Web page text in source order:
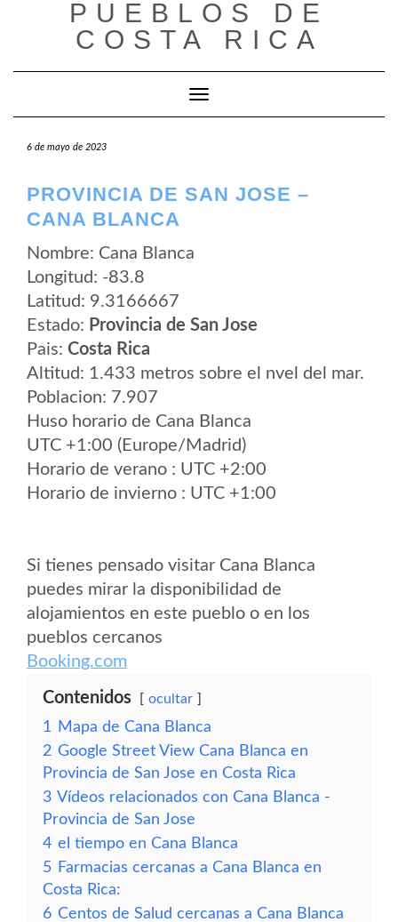
PUEBLOS DE
COSTA RICA
Cambiar modo de navegación
6 de mayo de 2023
PROVINCIA DE SAN JOSE –
CANA BLANCA
Nombre: Cana Blanca
Longitud: -83.8
Latitud: 9.3166667
Estado: Provincia de San Jose
Pais: Costa Rica
Altitud: 1.433 metros sobre el nvel del mar.
Poblacion: 7.907
Huso horario de Cana Blanca
UTC +1:00 (Europe/Madrid)
Horario de verano : UTC +2:00
Horario de invierno : UTC +1:00
Si tienes pensado visitar Cana Blanca
puedes mirar la disponibilidad de
alojamientos en este pueblo o en los
pueblos cercanos
Booking.com
Contenidos ocultar
1
Mapa de Cana Blanca
2 Google Street View Cana Blanca en
Provincia de San Jose en Costa Rica
3 Vídeos relacionados con Cana Blanca -
Provincia de San Jose
4 el tiempo en Cana Blanca
5 Farmacias cercanas a Cana Blanca en
Costa Rica:
6 Centos de Salud cercanas a Cana Blanca